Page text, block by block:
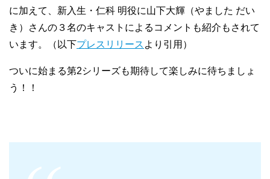
に加えて、新入生・仁科 明役に山下大輝（やました だい
き）さんの３名のキャストによるコメントも紹介もされて
います。（以下プレスリリース より引用）
ついに始まる第2シリーズも期待して楽しみに待ちましょ
う！！